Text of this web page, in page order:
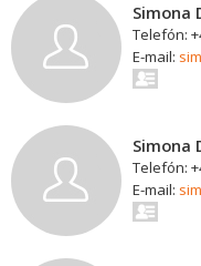
Simona
Telefón:
E-mail:
Simona
Telefón:
E-mail: